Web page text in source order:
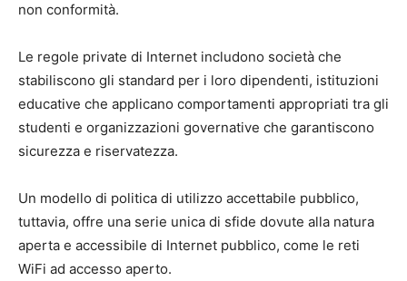
non conformità.
Le regole private di Internet includono società che
stabiliscono gli standard per i loro dipendenti, istituzioni
educative che applicano comportamenti appropriati tra gli
studenti e organizzazioni governative che garantiscono
sicurezza e riservatezza.
Un modello di politica di utilizzo accettabile pubblico,
tuttavia, offre una serie unica di sfide dovute alla natura
aperta e accessibile di Internet pubblico, come le reti
WiFi ad accesso aperto.